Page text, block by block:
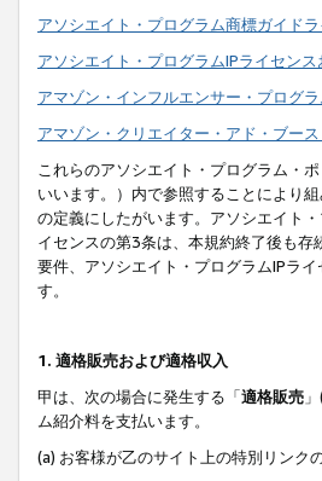
アソシエイト・プログラム商標ガイド
アソシエイト・プログラムIPライセン
アマゾン・インフルエンサー・プログ
アマゾン・クリエイター・アド・ブー
これらのアソシエイト・プログラム・
いいます。）内で参照することにより
の定義にしたがいます。アソシエイト
イセンスの第3条は、本規約終了後も
要件、アソシエイト・プログラムIPラ
す。
1. 適格販売および適格収入
甲は、次の場合に発生する「適格販売
ム紹介料を支払います。
(a) お客様が乙のサイト上の特別リンク